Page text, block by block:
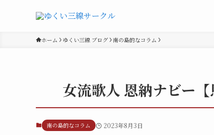
ホーム ゆくい三線 ブログ 南の島的なコラム
女流歌人 恩納ナビー【
南の島的なコラム 2023年8月3日